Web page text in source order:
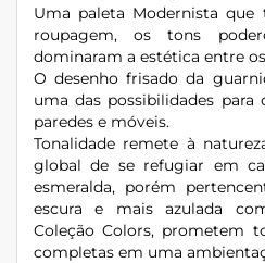
Uma paleta Modernista
roupagem, os tons
dominaram a estética entre os
O desenho frisado da
uma das possibilidades para
paredes e móveis.
Tonalidade remete à
global de se refugiar em
esmeralda, porém
escura e mais azulada
Coleção Colors, prometem
completas em uma